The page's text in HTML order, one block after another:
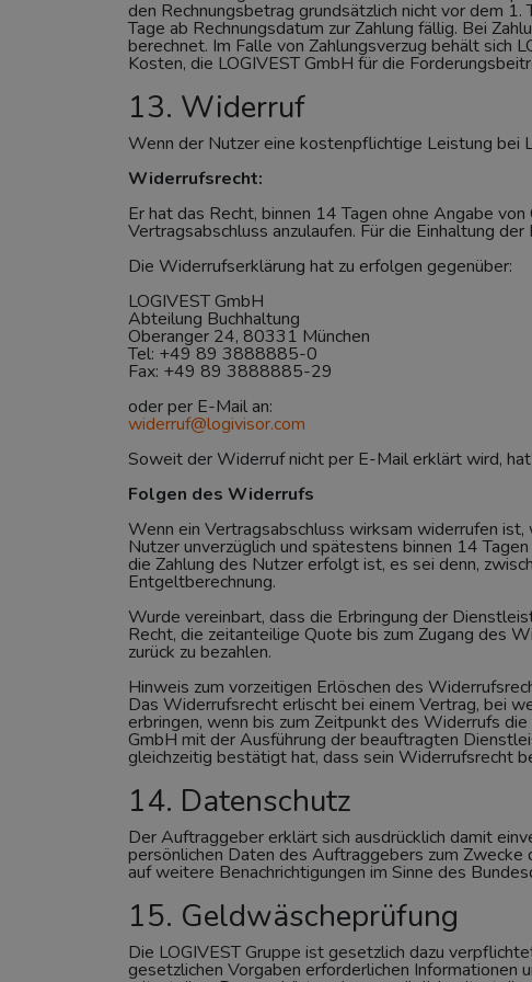
den Rechnungsbetrag grundsätzlich nicht vor dem
Tage ab Rechnungsdatum zur Zahlung fällig. Bei
berechnet. Im Falle von Zahlungsverzug behält sich
Kosten, die LOGIVEST GmbH für die
13. Widerruf
Wenn der Nutzer eine kostenpflichtige Leistung bei
Widerrufsrecht:
Er hat das Recht, binnen 14 Tagen ohne Angabe
Vertragsabschluss anzulaufen. Für die Einhaltung
Die Widerrufserklärung hat zu erfolgen gegenüber:
LOGIVEST GmbH
Abteilung Buchhaltung
Oberanger 24, 80331 München
Tel: +49 89 3888885-0
Fax: +49 89 3888885-29
oder per E-Mail an:
widerruf@logivisor.com
Soweit der Widerruf nicht per E-Mail erklärt wird,
Folgen des Widerrufs
Wenn ein Vertragsabschluss wirksam widerrufen
Nutzer unverzüglich und spätestens binnen 14
die Zahlung des Nutzer erfolgt ist, es sei denn,
Entgeltberechnung.
Wurde vereinbart, dass die Erbringung der
Recht, die zeitanteilige Quote bis zum Zugang des
zurück zu bezahlen.
Hinweis zum vorzeitigen Erlöschen des
Das Widerrufsrecht erlischt bei einem Vertrag, bei
erbringen, wenn bis zum Zeitpunkt des Widerrufs
GmbH mit der Ausführung der beauftragten
gleichzeitig bestätigt hat, dass sein Widerrufsrecht
14. Datenschutz
Der Auftraggeber erklärt sich ausdrücklich damit
persönlichen Daten des Auftraggebers zum
auf weitere Benachrichtigungen im Sinne des
15. Geldwäscheprüfung
Die LOGIVEST Gruppe ist gesetzlich dazu
gesetzlichen Vorgaben erforderlichen Informationen